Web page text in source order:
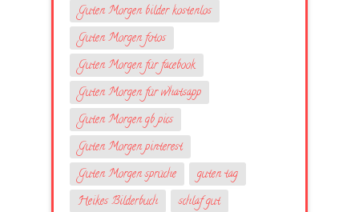
Guten Morgen bilder kostenlos
Guten Morgen fotos
Guten Morgen für facebook
Guten Morgen für whatsapp
Guten Morgen gb pics
Guten Morgen pinterest
Guten Morgen sprüche
guten tag
Heikes Bilderbuch
schlaf gut